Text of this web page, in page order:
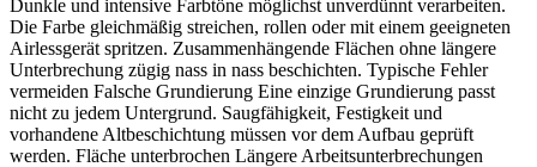
Dunkle und intensive Farbtöne möglichst unverdünnt verarbeiten.
Die Farbe gleichmäßig streichen, rollen oder mit einem geeigneten
Airlessgerät spritzen. Zusammenhängende Flächen ohne längere
Unterbrechung zügig nass in nass beschichten. Typische Fehler
vermeiden Falsche Grundierung Eine einzige Grundierung passt
nicht zu jedem Untergrund. Saugfähigkeit, Festigkeit und
vorhandene Altbeschichtung müssen vor dem Aufbau geprüft
werden. Fläche unterbrochen Längere Arbeitsunterbrechungen